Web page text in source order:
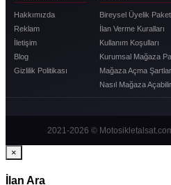
Hakkımızda
Reklam
İletişim
Blog
Gizlilik Politikası
Bireysel Üyelik
İlan Verme Kuralları
Kullanım Koşulları
Kurumsal Mağaza
Mağaza Açma
Nasıl Mağaza
2021-2026 ©
×
İlan Ara